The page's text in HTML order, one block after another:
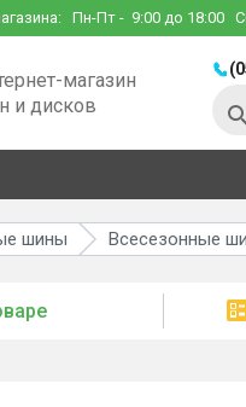
Пн-Пт - 9:00 до 18:00
магазин
и дисков
шины Всесезонные